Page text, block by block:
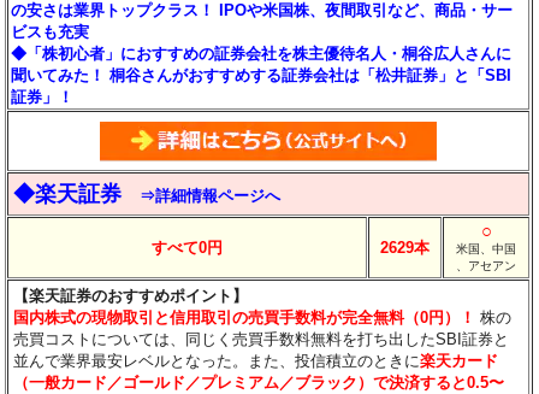
の安さは業界トップクラス！ IPOや米国株、夜間取引など、商品・サー
ビスも充実
◆「株初心者」におすすめの証券会社を株主優待名人・桐谷広人さんに
聞いてみた！ 桐谷さんがおすすめする証券会社は「松井証券」と「SBI
証券」！
◆楽天証券 ⇒詳細情報ページへ
すべて0円 2629本
○
米国、中国
、アセアン
【楽天証券のおすすめポイント】
国内株式の現物取引と信用取引の売買手数料が完全無料（0円）！ 株の
売買コストについては、同じく売買手数料無料を打ち出したSBI証券と
並んで業界最安レベルとなった。また、投信積立のときに楽天カード
（一般カード／ゴールド／プレミアム／ブラック）で決済すると0.5〜